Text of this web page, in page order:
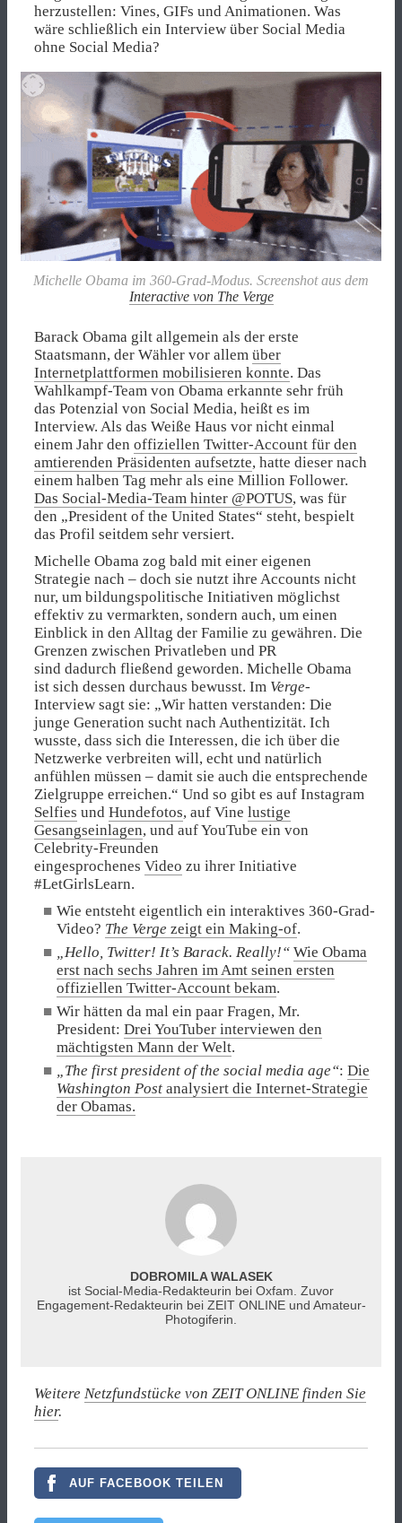
herzustellen: Vines, GIFs und Animationen. Was
wäre schließlich ein Interview über Social Media
ohne Social Media?
Michelle Obama im 360-Grad-Modus. Screenshot aus dem
Interactive von The Verge
Barack Obama gilt allgemein als der erste
Staatsmann, der Wähler vor allem über
Internetplattformen mobilisieren konnte. Das
Wahlkampf-Team von Obama erkannte sehr früh
das Potenzial von Social Media, heißt es im
Interview. Als das Weiße Haus vor nicht einmal
einem Jahr den offiziellen Twitter-Account für den
amtierenden Präsidenten aufsetzte, hatte dieser nach
einem halben Tag mehr als eine Million Follower.
Das Social-Media-Team hinter @POTUS, was für
den „President of the United States“ steht, bespielt
das Profil seitdem sehr versiert.
Michelle Obama zog bald mit einer eigenen
Strategie nach – doch sie nutzt ihre Accounts nicht
nur, um bildungspolitische Initiativen möglichst
effektiv zu vermarkten, sondern auch, um einen
Einblick in den Alltag der Familie zu gewähren. Die
Grenzen zwischen Privatleben und PR
sind dadurch fließend geworden. Michelle Obama
ist sich dessen durchaus bewusst. Im Verge-
Interview sagt sie: „Wir hatten verstanden: Die
junge Generation sucht nach Authentizität. Ich
wusste, dass sich die Interessen, die ich über die
Netzwerke verbreiten will, echt und natürlich
anfühlen müssen – damit sie auch die entsprechende
Zielgruppe erreichen.“ Und so gibt es auf Instagram
Selfies und Hundefotos, auf Vine lustige
Gesangseinlagen, und auf YouTube ein von
Celebrity-Freunden
eingesprochenes Video zu ihrer Initiative
#LetGirlsLearn.
Wie entsteht eigentlich ein interaktives 360-Grad-
Video? The Verge zeigt ein Making-of.
„Hello, Twitter! It’s Barack. Really!“ Wie Obama
erst nach sechs Jahren im Amt seinen ersten
offiziellen Twitter-Account bekam.
Wir hätten da mal ein paar Fragen, Mr.
President: Drei YouTuber interviewen den
mächtigsten Mann der Welt.
„The first president of the social media age“: Die
Washington Post analysiert die Internet-Strategie
der Obamas.
DOBROMILA WALASEK
ist Social-Media-Redakteurin bei Oxfam. Zuvor
Engagement-Redakteurin bei ZEIT ONLINE und Amateur-
Photogiferin.
Weitere Netzfundstücke von ZEIT ONLINE finden Sie
hier.
AUF FACEBOOK TEILEN